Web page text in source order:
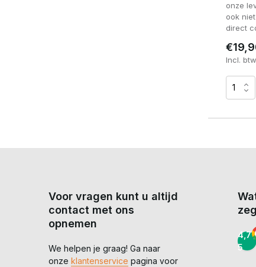
onze
ook
direct
Incl. btw
Voor vragen kunt u altijd
contact met ons
opnemen
We helpen je graag! Ga naar
onze klantenservice pagina voor
4,7 /
5